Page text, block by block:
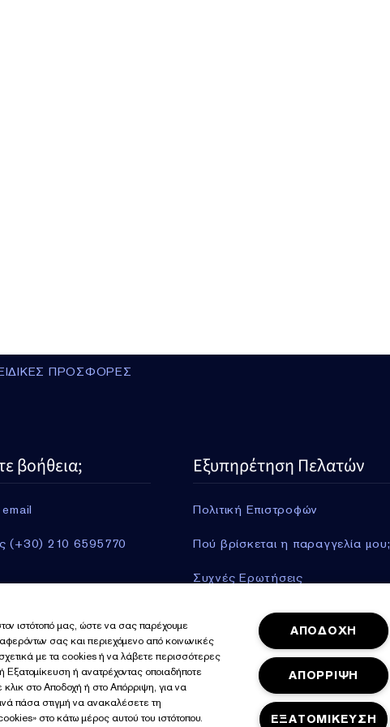
ΠΡΟΣΦΟΡΕΣ
βοήθεια;
(+30) 210 6595770
Εξυπηρέτηση Πελατών
Πολιτική Επιστροφών
Πού βρίσκεται η παραγγελία μου;
Συχνές Ερωτήσεις
Πληροφορίες Αποστολής
Περισσότερα
ιστότοπό μας, ώστε να σας παρέχουμε
σας και περιεχόμενο από κοινωνικές
με τα cookies ή να λάβετε περισσότερες
Εξατομίκευση ή ανατρέχοντας οποιαδήποτε
στο Αποδοχή ή στο Απόρριψη, για να
πάσα στιγμή να ανακαλέσετε τη
στο κάτω μέρος αυτού του ιστότοπου.
ΑΠΟΔΟΧΗ
ΑΠΟΡΡΙΨΗ
ΕΞΑΤΟΜΙΚΕΥΣΗ